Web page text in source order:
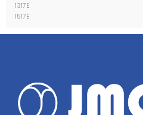
1317E
1517E